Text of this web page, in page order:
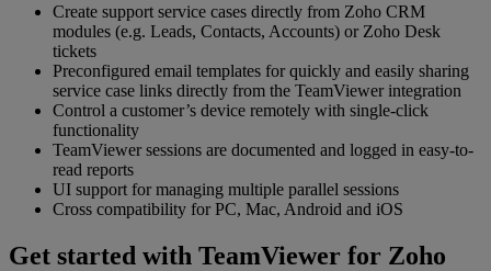
Create support service cases directly from Zoho CRM
modules (e.g. Leads, Contacts, Accounts) or Zoho Desk
tickets
Preconfigured email templates for quickly and easily sharing
service case links directly from the TeamViewer integration
Control a customer’s device remotely with single-click
functionality
TeamViewer sessions are documented and logged in easy-to-
read reports
UI support for managing multiple parallel sessions
Cross compatibility for PC, Mac, Android and iOS
Get started with TeamViewer for Zoho